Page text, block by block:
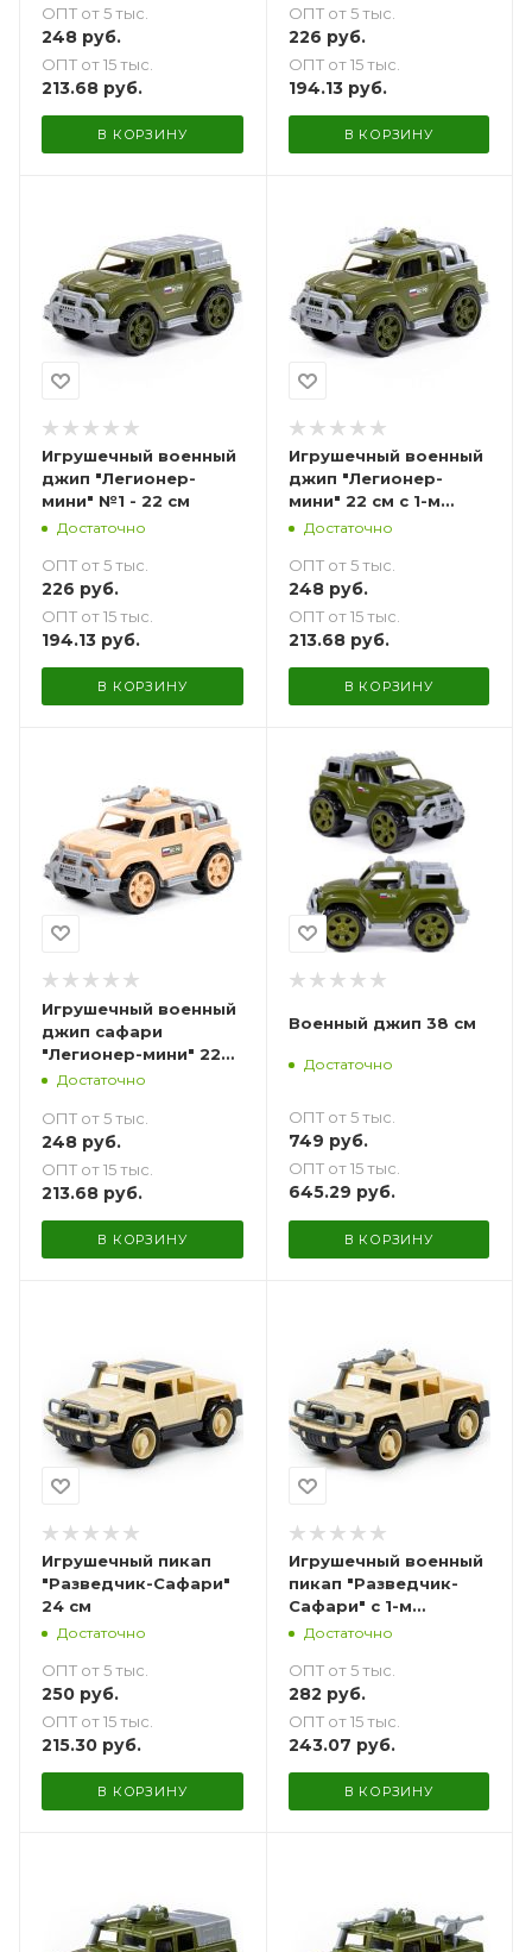
ОПТ от 5 тыс.
248 руб.
ОПТ от 15 тыс.
213.68 руб.
В КОРЗИНУ
ОПТ от 5 тыс.
226 руб.
ОПТ от 15 тыс.
194.13руб.
В КОРЗИНУ
Игрушечный военный
джип "Легионер-
мини" №1 - 22 см
Достаточно
ОПТ от 5 тыс.
226 руб.
ОПТ от 15 тыс.
194.13 руб.
В КОРЗИНУ
Игрушечный военный
джип "Легионер-
мини" 22 см с 1-м
пулемётом
Достаточно
ОПТ от 5 тыс.
248руб.
ОПТ от 15 тыс.
213.68руб.
В КОРЗИНУ
Игрушечный военный
джип сафари
"Легионер-мини" 22
см с 1-м пулемётом
Достаточно
ОПТ от 5 тыс.
248 руб.
ОПТ от 15 тыс.
213.68 руб.
В КОРЗИНУ
Военный джип 38 см
Достаточно
ОПТ от 5 тыс.
749 руб.
ОПТ от 15 тыс.
645.29 руб.
В КОРЗИНУ
Игрушечный пикап
"Разведчик-Сафари"
24 см
Достаточно
ОПТ от 5 тыс.
250 руб.
ОПТ от 15 тыс.
215.30 руб.
В КОРЗИНУ
Игрушечный военный
пикап "Разведчик-
Сафари" с 1-м
пулемётом 24 см
Достаточно
ОПТ от 5 тыс.
282 руб.
ОПТ от 15 тыс.
243.07 руб.
В КОРЗИНУ